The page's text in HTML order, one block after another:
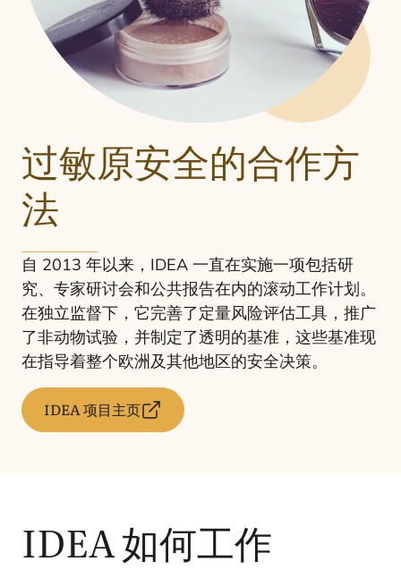
过敏原安全的合作方
法
自 2013 年以来， IDEA 一直在实施一项包括研
究、专家研讨会和公共报告在内的滚动工作计划。
在独立监督下，它完善了定量风险评估工具，推广
了非动物试验，并制定了透明的基准，这些基准现
在指导着整个欧洲及其他地区的安全决策。
IDEA 项目主页
IDEA如何工作